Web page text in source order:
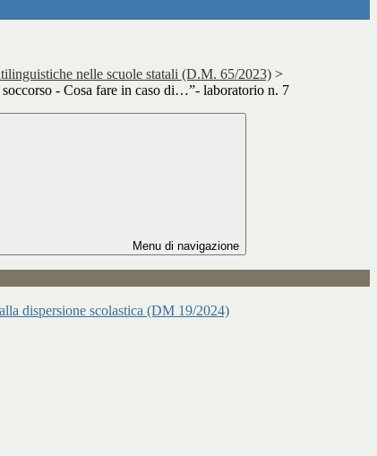
nelle scuole statali (D.M. 65/2023) >
- Cosa fare in caso di…”- laboratorio n. 7
Menu di navigazione
dispersione scolastica (DM 19/2024)